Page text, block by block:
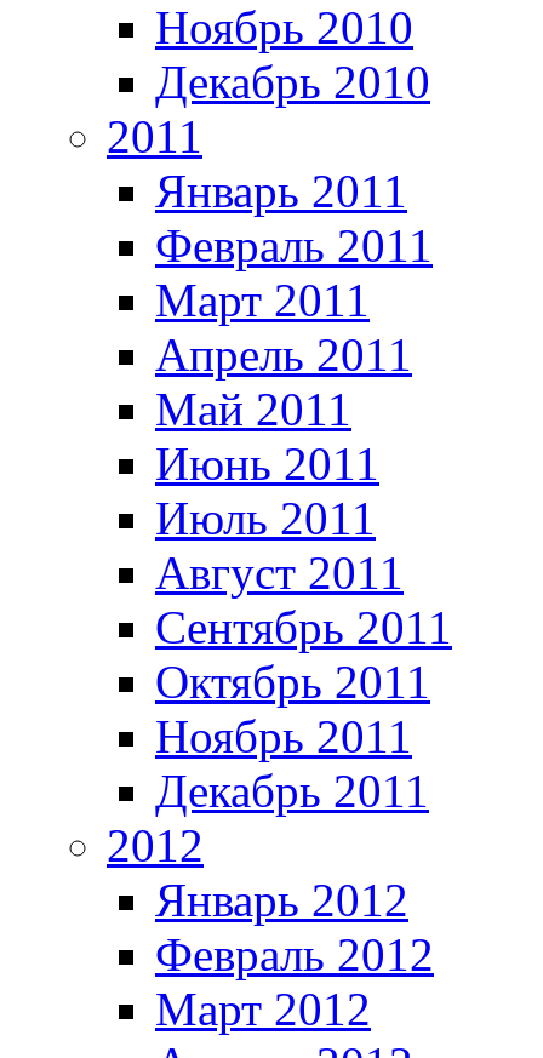
Ноябрь 2010
Декабрь 2010
2011
Январь 2011
Февраль 2011
Март 2011
Апрель 2011
Май 2011
Июнь 2011
Июль 2011
Август 2011
Сентябрь 2011
Октябрь 2011
Ноябрь 2011
Декабрь 2011
2012
Январь 2012
Февраль 2012
Март 2012